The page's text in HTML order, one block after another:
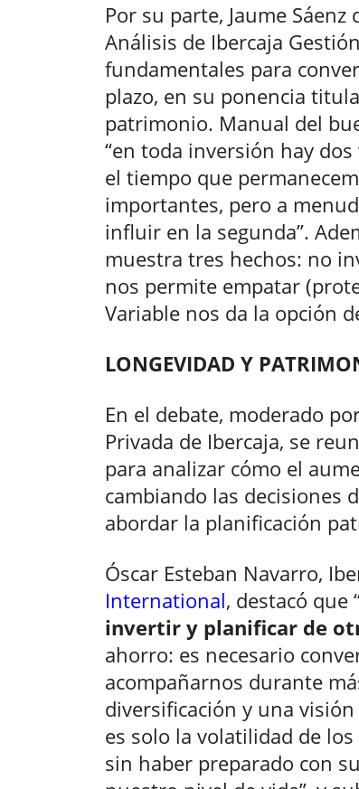
Por su parte, Jaume
Análisis de Ibercaja
fundamentales para
plazo, en su ponencia
patrimonio. Manual del
“en toda inversión hay
el tiempo que
importantes, pero a
influir en la segunda”.
muestra tres hechos: no
nos permite empatar
Variable nos da la opción
LONGEVIDAD Y
En el debate, moderado
Privada de Ibercaja, se
para analizar cómo el
cambiando las decisiones
abordar la planificación
Óscar Esteban Navarro,
International, destacó que
invertir y planificar de
ahorro: es necesario
acompañarnos durante
diversificación y una
es solo la volatilidad de
sin haber preparado con